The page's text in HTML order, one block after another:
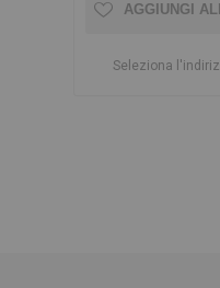
AGGIUNGI
Seleziona